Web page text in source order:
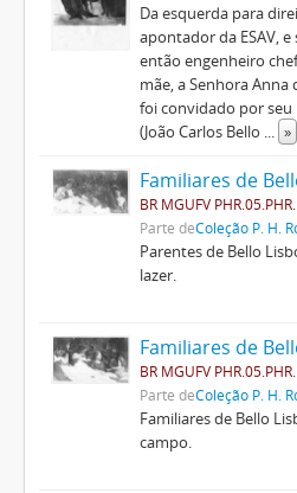
Da esquerda para
apontador da ESAV, e
então engenheiro
mãe, a Senhora Anna
foi convidado por
(João Carlos Bello
»
Familiares de
BR MGUFV
Parte deColeção P. H.
Parentes de Bello
lazer.
Familiares de
BR MGUFV
Parte deColeção P. H.
Familiares de Bello
campo.